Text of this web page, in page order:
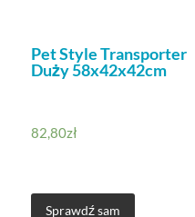
Pet Style Transporter
Duży 58x42x42cm
82,80zł
Sprawdź sam